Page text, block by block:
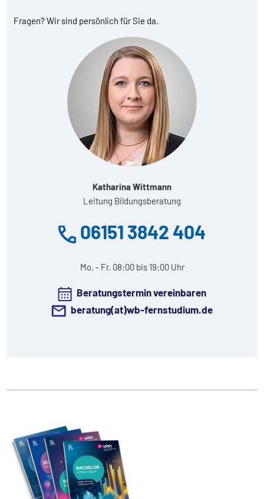
Fragen? Wir sind persönlich für Sie da.
Katharina Wittmann
Leitung Bildungsberatung
06151 3842 404
Mo. - Fr. 08:00 bis 19:00 Uhr
Beratungstermin vereinbaren
beratung(at)wb-fernstudium.de